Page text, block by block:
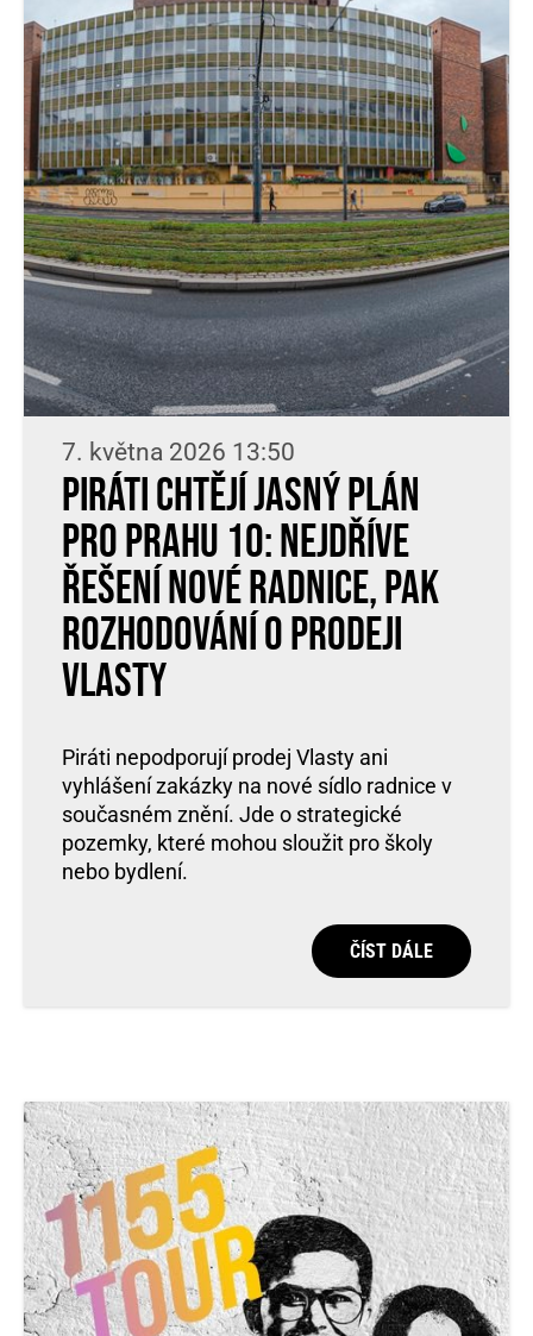
7. května 2026 13:50
Piráti chtějí jasný plán
pro Prahu 10: nejdříve
řešení nové radnice, pak
rozhodování o prodeji
Vlasty
Piráti nepodporují prodej Vlasty ani
vyhlášení zakázky na nové sídlo radnice v
současném znění. Jde o strategické
pozemky, které mohou sloužit pro školy
nebo bydlení.
ČÍST DÁLE